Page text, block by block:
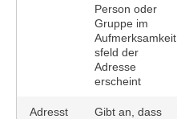
Person oder
Gruppe im
Aufmerksamkeit
sfeld der
Adresse
erscheint
Adresst
Gibt an, dass